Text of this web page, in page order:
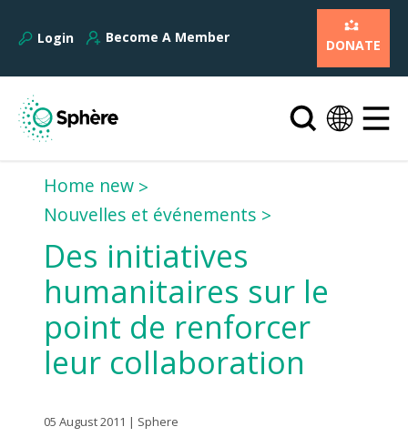
Login Become A Member DONATE
Home new
Nouvelles et événements
Des initiatives
humanitaires sur le
point de renforcer
leur collaboration
05 August 2011 | Sphere